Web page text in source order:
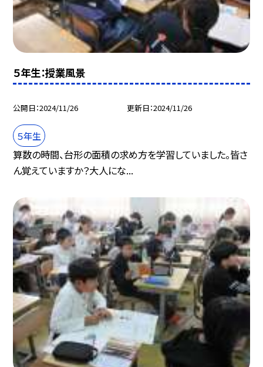
５年生：授業風景
公開日 2024/11/26 更新日 2024/11/26
５年生
算数の時間、台形の面積の求め方を学習していました。皆さ
ん覚えていますか？大人にな...